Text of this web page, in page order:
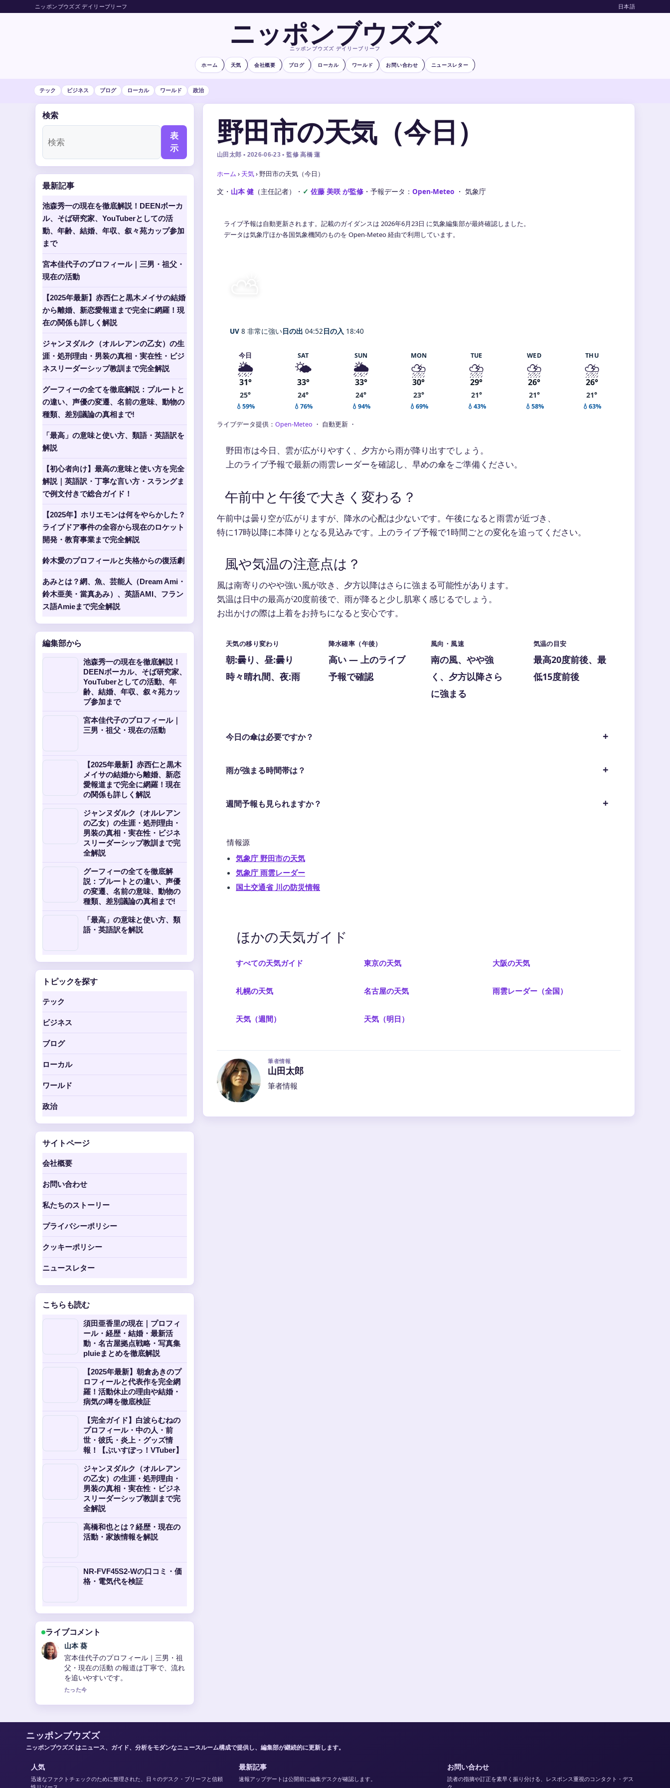
ニッポンブウズズ デイリーブリーフ 日本語
ニッポンブウズズ
ニッポンブウズズ デイリーブリーフ
ホーム 天気 会社概要 ブログ ローカル ワールド お問い合わせ ニュースレター
テック ビジネス ブログ ローカル ワールド 政治
野田市の天気（今日）
山田太郎 • 2026-06-23 • 監修 高橋 蓮
ホーム › 天気›野田市の天気（今日）
文・ 山本 健 （主任記者） ・ 佐藤 美咲 が監修 ・ 予報データ： Open-Meteo ・ 気象庁
ライブ予報は自動更新されます。記載のガイダンスは 2026年6月23日 に気象編集部が最終確認しました。
データは気象庁ほか各国気象機関のものを Open-Meteo 経由で利用しています。
UV 8 非常に強い日の出 04:52日の入 18:40
今日
🌦️
31°
25°
💧59%
SAT
🌤️
33°
24°
💧76%
SUN
🌦️
33°
24°
💧94%
MON
⛈️
30°
23°
💧69%
TUE
⛈️
29°
21°
💧43%
WED
⛈️
26°
21°
💧58%
THU
⛈️
26°
21°
💧63%
ライブデータ提供： Open-Meteo ・ 自動更新 ・
野田市は今日、雲が広がりやすく、夕方から雨が降り出すでしょう。
上のライブ予報で最新の雨雲レーダーを確認し、早めの傘をご準備ください。
午前中と午後で大きく変わる？
午前中は曇り空が広がりますが、降水の心配は少ないです。午後になると雨雲が近づき、
特に17時以降に本降りとなる見込みです。上のライブ予報で1時間ごとの変化を追ってください。
風や気温の注意点は？
風は南寄りのやや強い風が吹き、夕方以降はさらに強まる可能性があります。
気温は日中の最高が20度前後で、雨が降ると少し肌寒く感じるでしょう。
お出かけの際は上着をお持ちになると安心です。
天気の移り変わり
朝:曇り、昼:曇り
時々晴れ間、夜:雨
降水確率（午後）
高い ― 上のライブ
予報で確認
風向・風速
南の風、やや強
く、夕方以降さら
に強まる
気温の目安
最高20度前後、最
低15度前後
今日の傘は必要ですか？
雨が強まる時間帯は？
週間予報も見られますか？
情報源
気象庁 野田市の天気
気象庁 雨雲レーダー
国土交通省 川の防災情報
ほかの天気ガイド
すべての天気ガイド 東京の天気 大阪の天気
札幌の天気 名古屋の天気 雨雲レーダー（全国）
天気（週間） 天気（明日）
筆者情報
山田太郎
筆者情報
検索
表
示
最新記事
池森秀一の現在を徹底解説！DEENボーカ
ル、そば研究家、YouTuberとしての活
動、年齢、結婚、年収、叙々苑カップ参加
まで
宮本佳代子のプロフィール｜三男・祖父・
現在の活動
【2025年最新】赤西仁と黒木メイサの結婚
から離婚、新恋愛報道まで完全に網羅！現
在の関係も詳しく解説
ジャンヌダルク（オルレアンの乙女）の生
涯・処刑理由・男装の真相・実在性・ビジ
ネスリーダーシップ教訓まで完全解説
グーフィーの全てを徹底解説：プルートと
の違い、声優の変遷、名前の意味、動物の
種類、差別議論の真相まで!
「最高」の意味と使い方、類語・英語訳を
解説
【初心者向け】最高の意味と使い方を完全
解説｜英語訳・丁寧な言い方・スラングま
で例文付きで総合ガイド！
【2025年】ホリエモンは何をやらかした？
ライブドア事件の全容から現在のロケット
開発・教育事業まで完全解説
鈴木愛のプロフィールと失格からの復活劇
あみとは？網、魚、芸能人（Dream Ami・
鈴木亜美・當真あみ）、英語AMI、フラン
ス語Amieまで完全解説
編集部から
池森秀一の現在を徹底解説！
DEENボーカル、そば研究家、
YouTuberとしての活動、年
齢、結婚、年収、叙々苑カッ
プ参加まで
宮本佳代子のプロフィール｜
三男・祖父・現在の活動
【2025年最新】赤西仁と黒木
メイサの結婚から離婚、新恋
愛報道まで完全に網羅！現在
の関係も詳しく解説
ジャンヌダルク（オルレアン
の乙女）の生涯・処刑理由・
男装の真相・実在性・ビジネ
スリーダーシップ教訓まで完
全解説
グーフィーの全てを徹底解
説：プルートとの違い、声優
の変遷、名前の意味、動物の
種類、差別議論の真相まで!
「最高」の意味と使い方、類
語・英語訳を解説
トピックを探す
テック
ビジネス
ブログ
ローカル
ワールド
政治
サイトページ
会社概要
お問い合わせ
私たちのストーリー
プライバシーポリシー
クッキーポリシー
ニュースレター
こちらも読む
須田亜香里の現在｜プロフィ
ール・経歴・結婚・最新活
動・名古屋拠点戦略・写真集
pluieまとめを徹底解説
【2025年最新】朝倉あきのプ
ロフィールと代表作を完全網
羅！活動休止の理由や結婚・
病気の噂を徹底検証
【完全ガイド】白波らむねの
プロフィール・中の人・前
世・彼氏・炎上・グッズ情
報！【ぶいすぽっ！VTuber】
ジャンヌダルク（オルレアン
の乙女）の生涯・処刑理由・
男装の真相・実在性・ビジネ
スリーダーシップ教訓まで完
全解説
高橋和也とは？経歴・現在の
活動・家族情報を解説
NR-FVF45S2-Wの口コミ・価
格・電気代を検証
ライブコメント
加藤 海斗
【2025年最新】赤西仁と黒木メイサの
結婚から離婚、新恋愛報道まで完全に
網羅！現在の関係も詳しく解説 周辺の
検証がしっかりしていて安心感があり
ニッポンブウズズ
ニッポンブウズズ はニュース、ガイド、分析をモダンなニュースルーム構成で提供し、編集部が継続的に更新します。
人気 最新記事 お問い合わせ